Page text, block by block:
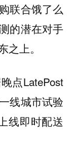
联合饿了么
的潜在对手
上。
点LatePost
线城市试验
线即时配送